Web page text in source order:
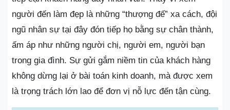
người đến làm đẹp là những “thượng đế” xa cách, đội
ngũ nhân sự tại đây đón tiếp họ bằng sự chân thành,
ấm áp như những người chị, người em, người bạn
trong gia đình. Sự gửi gắm niềm tin của khách hàng
không dừng lại ở bài toán kinh doanh, mà được xem
là trọng trách lớn lao để đơn vị nỗ lực đến tận cùng.